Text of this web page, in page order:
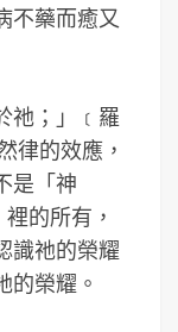
不藥而癒又
祂；」﹝羅
律的效應，
是「神
的所有，
識祂的榮耀
的榮耀。